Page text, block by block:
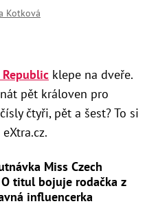
Kotková
Republic klepe na dveře.
pět královen pro
čtyři, pět a šest? To si
Miss Czech
titul bojuje rodačka z
influencerka